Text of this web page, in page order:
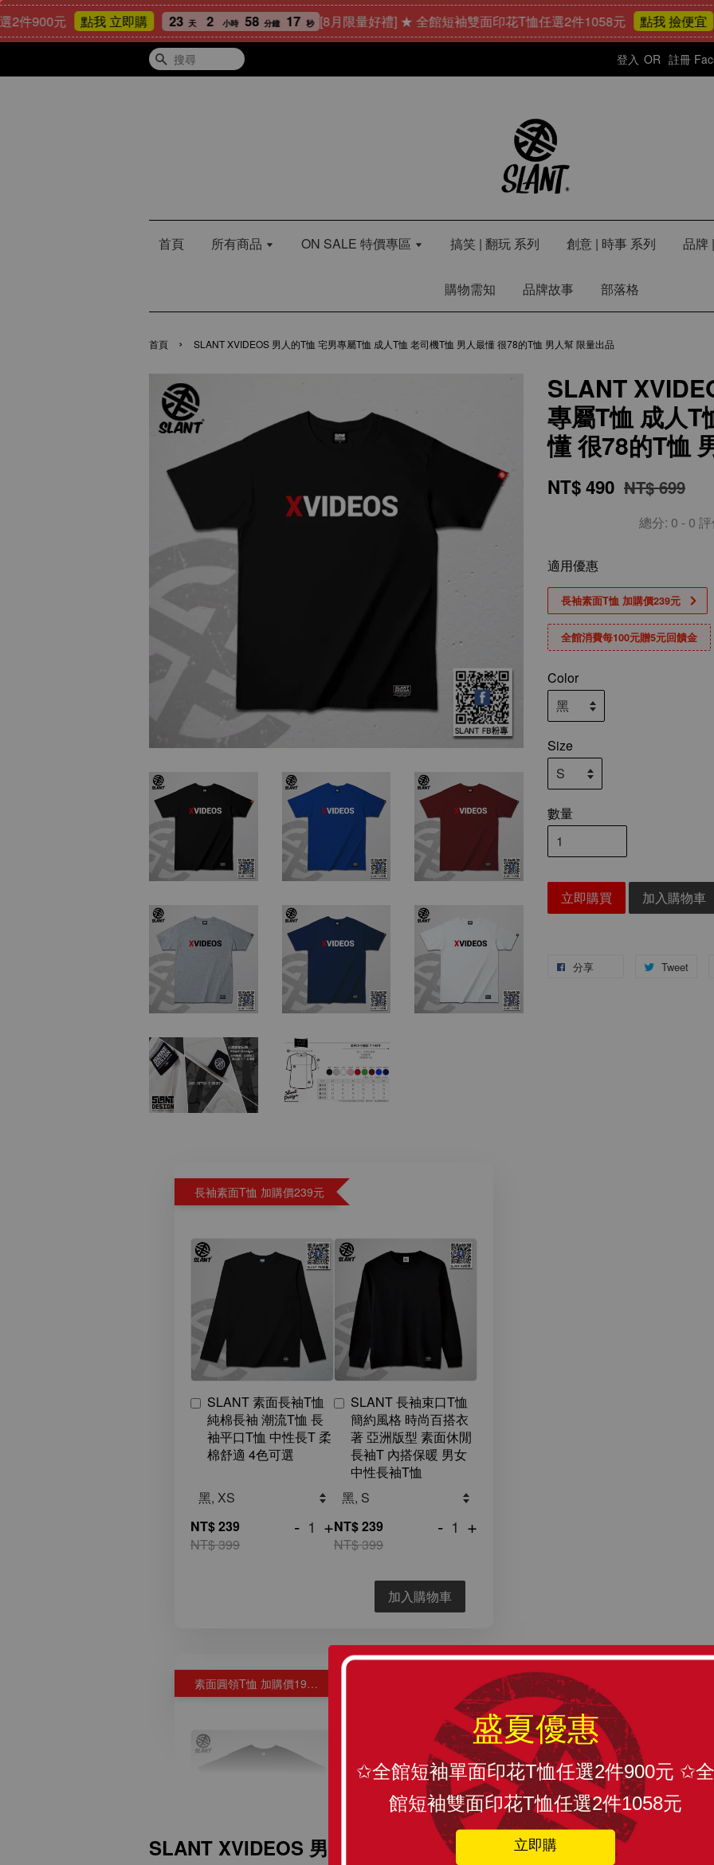
元 點我 立即購 23 2 小時 58 分鐘 15 秒 [8月限量好禮] ★ 全館短袖雙面印花T恤任選2件1058元 點我 撿便宜 23
盛夏優惠
✩全館短袖單面印花T恤任選2件900元 ✩全
館短袖雙面印花T恤任選2件1058元
立即購
搜尋 登入 OR 註冊
首頁 所有商品 ON SALE 特價專區 搞笑 | 翻玩 系列 創意 | 時事 系列 品牌
購物需知 品牌故事 部落格
首頁 › SLANT XVIDEOS 男人的T恤 宅男專屬T恤 成人T恤 老司機T恤 男人最懂 很78的T恤 男人幫 限量出品
SLANT
專屬T恤 成人T
懂 很78的T恤
NT$ 490 NT$ 699
總分: 0 - 0
適用優惠
長袖素面T恤 加購價239元
全館消費每100元贈5元回饋金
Color
Size
數量
立即購買 加入購物車
分享 Tweet
長袖素面T恤 加購價239元
SLANT 素面長袖T恤
純棉長袖 潮流T恤 長
袖平口T恤 中性長T 柔
棉舒適 4色可選
NT$ 239
NT$ 399
- +
SLANT 長袖束口T恤
簡約風格 時尚百搭衣
著 亞洲版型 素面休閒
長袖T 內搭保暖 男女
中性長袖T恤
NT$ 239
NT$ 399
- +
加入購物車
素面圓領T恤 加購價199元
瀏覽更多
SLANT XVIDEOS 男人的T恤 宅男專屬T恤 成人T恤 老司機T恤 男